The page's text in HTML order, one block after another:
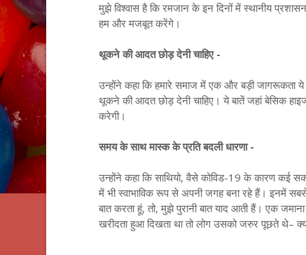
मुझे विश्वास है कि रमजान के इन दिनों में स्थानीय
हम और मजबूत करेंगे।
थूकने की आदत छोड़ देनी चाहिए -
उन्होंने कहा कि हमारे समाज में एक और बड़ी
थूकने की आदत छोड़ देनी चाहिए। ये बातें जहां बेसिक
करेगी।
समय के साथ मास्क के प्रति बदली धारणा -
उन्होंने कहा कि साथियो, वैसे कोविड-19 के कारण कई
में भी स्वाभाविक रूप से अपनी जगह बना रहे हैं। इनमें
बात करता हूं, तो, मुझे पुरानी बात याद आती हैं। एक
खरीदता हुआ दिखता था तो लोग उसको जरुर पूछते थे–